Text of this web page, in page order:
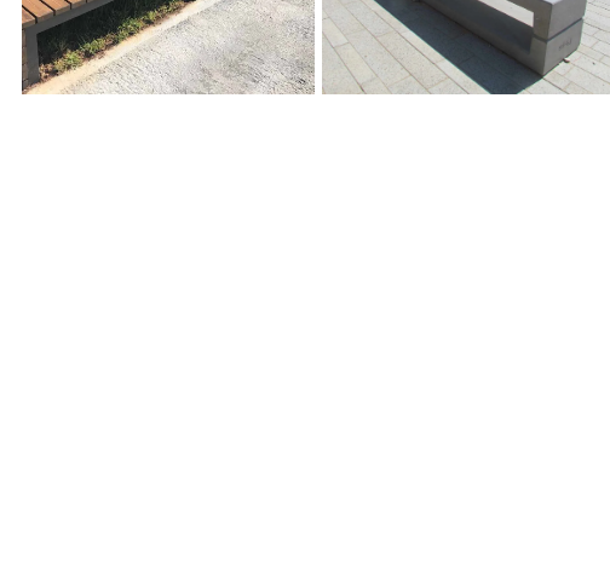
ספסל דגם ELEMENTS 1060,
בניין לובינסקי ראשון לציון,
אברהם אילן אדריכל נוף
ספסל דגם אוהיו